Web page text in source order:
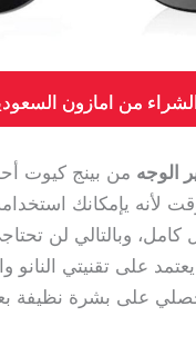
الشراء من امازون
الوجه من بينج كيوت
لأنه يإمكانك
وبالتالي لن
على تقنيتي
على بشرة نظيفة